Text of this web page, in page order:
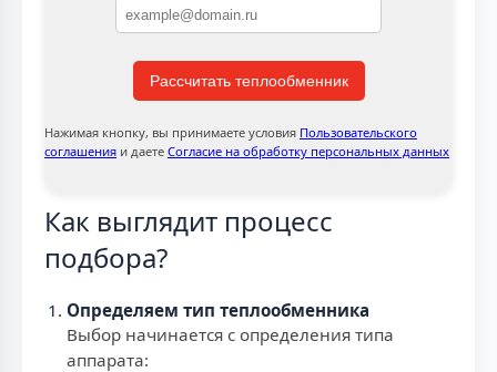
Рассчитать теплообменник
Нажимая кнопку, вы принимаете условия Пользовательского
соглашения и даете Согласие на обработку персональных данных
Как выглядит процесс
подбора?
Определяем тип теплообменника
Выбор начинается с определения типа
аппарата: